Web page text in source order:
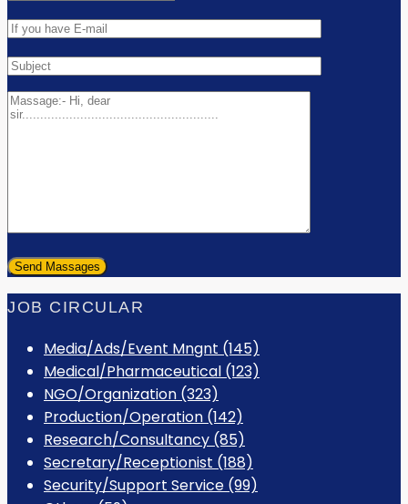
JOB CIRCULAR
Media/Ads/Event Mngnt (145)
Medical/Pharmaceutical (123)
NGO/Organization (323)
Production/Operation (142)
Research/Consultancy (85)
Secretary/Receptionist (188)
Security/Support Service (99)